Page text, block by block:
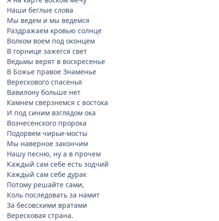
Наши беглые слова
Мы ведем и мы ведемся
Раздражаем кровью солнце
Волком воем под оконцем
В горнице зажегся свет
Ведьмы верят в воскресенье
В Божье правое Знаменье
Верескового спасенья
Вавилону больше нет
Камнем сверзнемся с востока
И под синим взглядом ока
Вознесенского пророка
Подорвем чирьи-мосты
Мы наверное закончим
Нашу песню, ну а в прочем
Каждый сам себе есть зодчий
Каждый сам себе дурак
Потому решайте сами,
Коль последовать за намит
За бесовскими вратами
Вересковая страна.